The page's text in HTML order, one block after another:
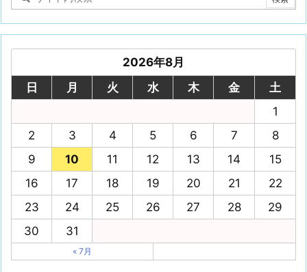
2026年8月
日
月 火 水 木 金
土
1
2
3 4 5 6 7
8
9
10 11 12 13 14
15
16
17 18 19 20 21
22
23
24 25 26 27 28
29
30
31
« 7月